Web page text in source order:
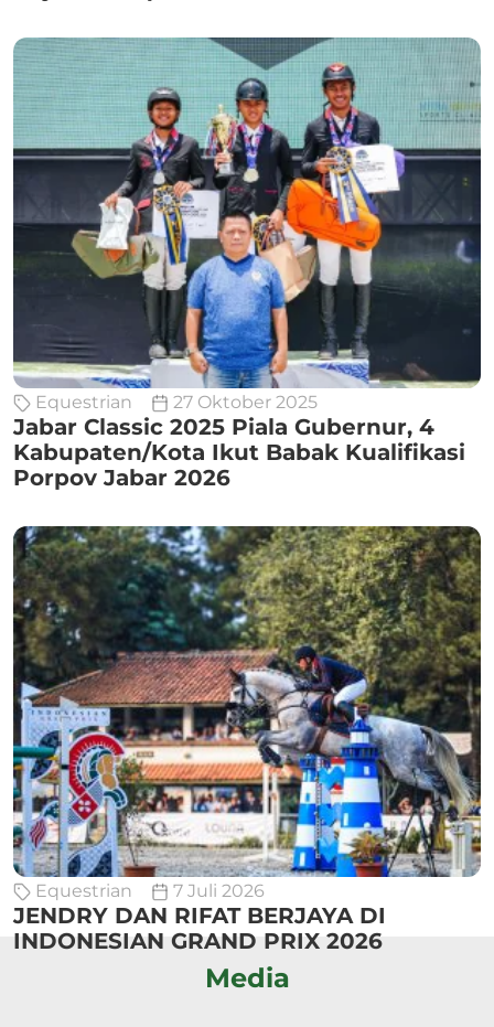
Equestrian 27 Oktober 2025
Jabar Classic 2025 Piala Gubernur, 4
Kabupaten/Kota Ikut Babak Kualifikasi
Porpov Jabar 2026
Equestrian 7 Juli 2026
JENDRY DAN RIFAT BERJAYA DI
INDONESIAN GRAND PRIX 2026
Media